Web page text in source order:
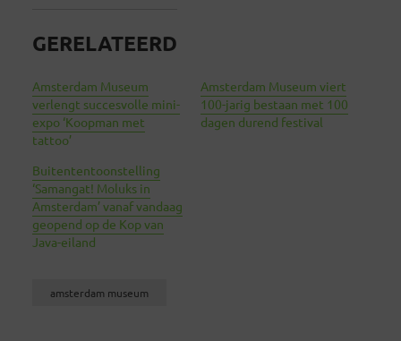
GERELATEERD
Amsterdam Museum
verlengt succesvolle mini-
expo ‘Koopman met
tattoo’
Amsterdam Museum viert
100-jarig bestaan met 100
dagen durend festival
Buitententoonstelling
‘Samangat! Moluks in
Amsterdam’ vanaf vandaag
geopend op de Kop van
Java-eiland
amsterdam museum